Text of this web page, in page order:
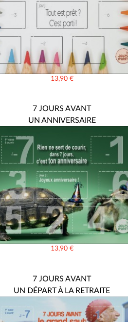
13,90 €
7 JOURS AVANT
UN ANNIVERSAIRE
13,90 €
7 JOURS AVANT
UN DÉPART À LA RETRAITE